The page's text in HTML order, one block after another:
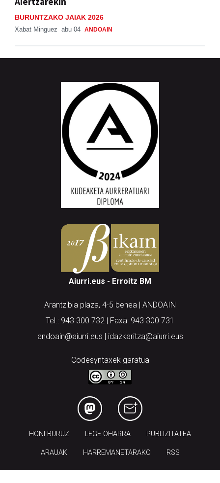
BURUNTZAKO JAIAK 2026
Xabat Minguez abu 04 ANDOAIN
Aiurri.eus - Erroitz BM
Arantzibia plaza, 4-5 behea | ANDOAIN
Tel.: 943 300 732 | Faxa: 943 300 731
andoain@aiurri.eus | idazkaritza@aiurri.eus
Codesyntaxek garatua
HONI BURUZ LEGE OHARRA PUBLIZITATEA
ARAUAK HARREMANETARAKO RSS